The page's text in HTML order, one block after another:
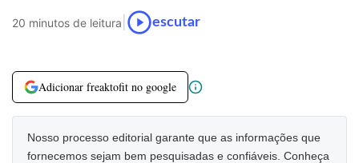
20 minutos de leitura escutar
Adicionar freaktofit no google
Nosso processo editorial garante que as informações que
fornecemos sejam bem pesquisadas e confiáveis. Conheça